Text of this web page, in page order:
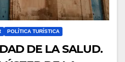
POLÍTICA TURÍSTICA
DE LA SALUD.